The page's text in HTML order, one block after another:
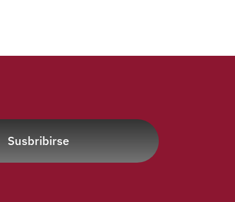
Susbribirse